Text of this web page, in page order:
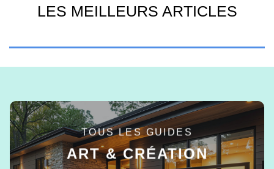
LES MEILLEURS ARTICLES
TOUS LES GUIDES
ART & CRÉATION